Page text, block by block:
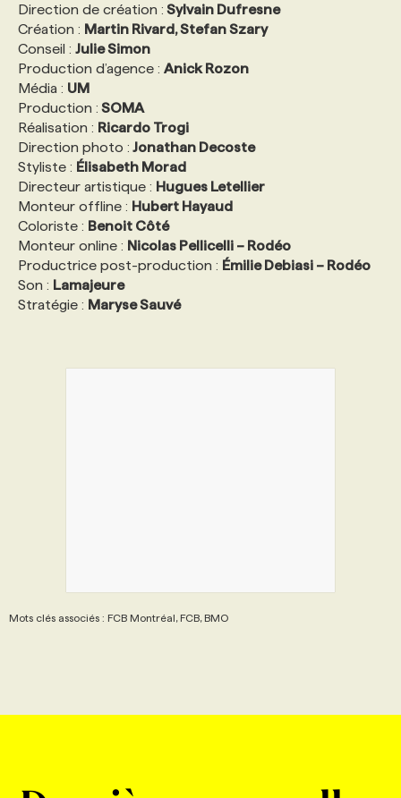
Direction de création : Sylvain Dufresne
Création : Martin Rivard, Stefan Szary
Conseil : Julie Simon
Production d’agence : Anick Rozon
Média : UM
Production : SOMA
Réalisation : Ricardo Trogi
Direction photo : Jonathan Decoste
Styliste : Élisabeth Morad
Directeur artistique : Hugues Letellier
Monteur offline : Hubert Hayaud
Coloriste : Benoit Côté
Monteur online : Nicolas Pellicelli – Rodéo
Productrice post-production : Émilie Debiasi – Rodéo
Son : Lamajeure
Stratégie : Maryse Sauvé
Mots clés associés : FCB Montréal, FCB, BMO